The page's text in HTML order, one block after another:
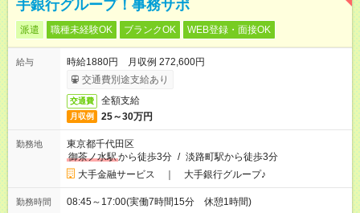
手銀行グループ！事務サポ
派遣 職種未経験OK ブランクOK WEB登録・面接OK
給与
時給1880円 月収例 272,600円
交通費別途支給あり
交通費 全額支給
月収例 25～30万円
勤務地
東京都千代田区
御茶ノ水駅から徒歩3分 / 淡路町駅から徒歩3分
大手金融サービス ｜ 大手銀行グループ♪
勤務時間 08:45～17:00(実働7時間15分 休憩1時間)